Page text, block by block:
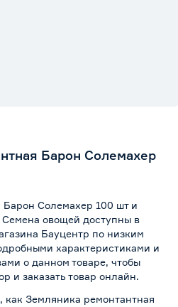
Барон Солемахер
Солемахер 100 шт и
Семена овощей доступны в
Бауцентр по низким
характеристиками и
о данном товаре, чтобы
и заказать товар онлайн.
как Земляника ремонтантная